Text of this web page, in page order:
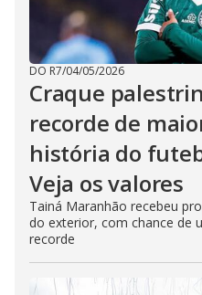
DO R7/04/05/2026
Craque
recorde de
história do
Veja os valores
Tainá Maranhão recebeu
do exterior, com chance de
recorde